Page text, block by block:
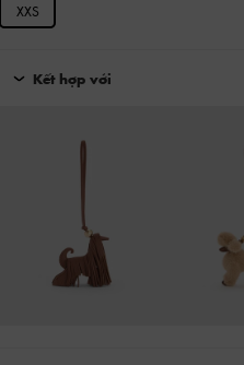
XXS
Kết hợp với